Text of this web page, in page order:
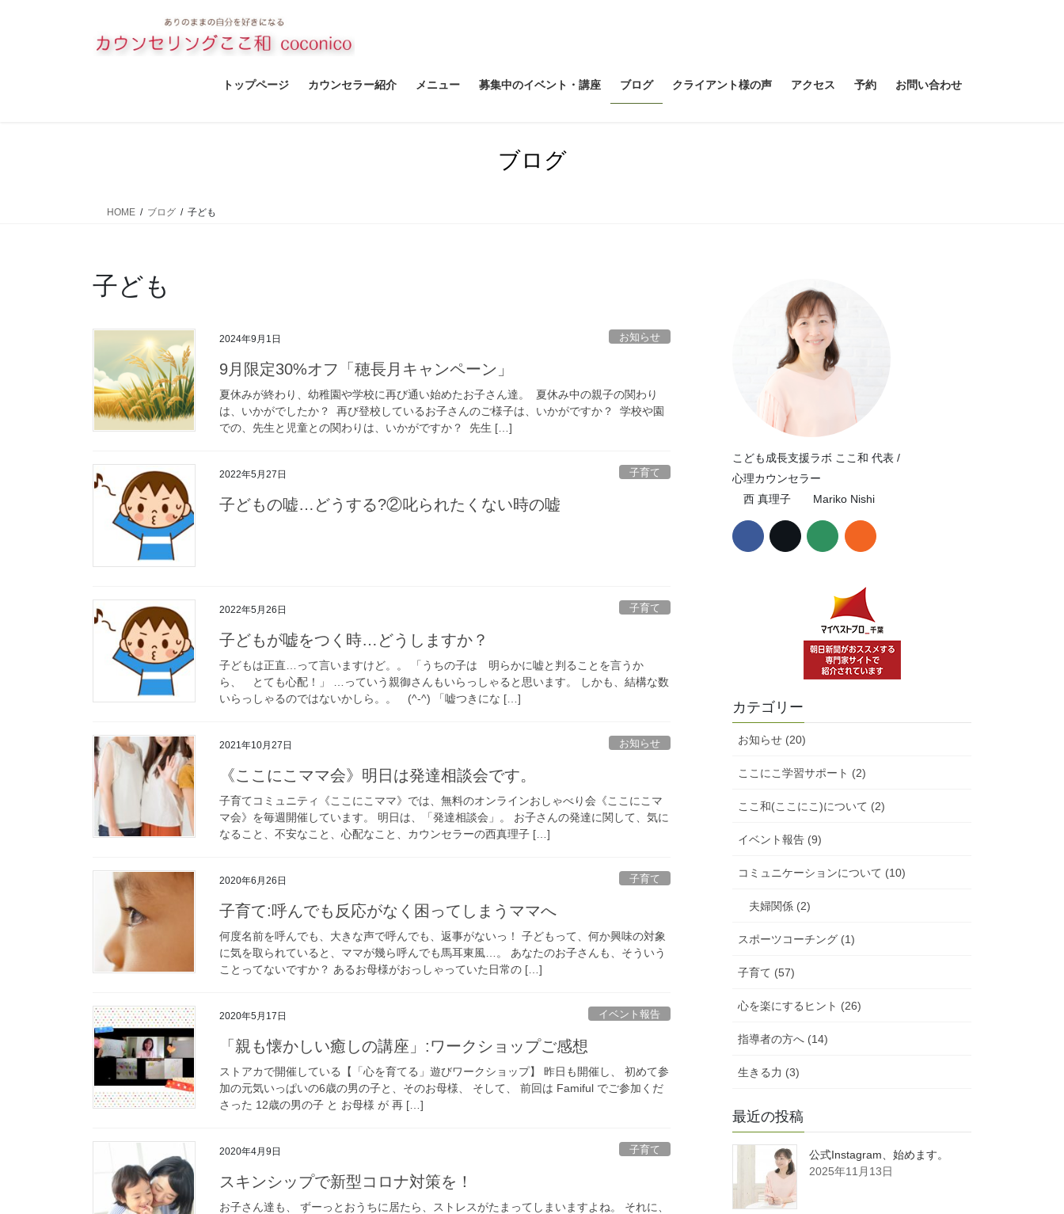
トップページ カウンセラー紹介 メニュー 募集中のイベント・講座 ブログ クライアント様の声 アクセス 予約 お問い合わせ
ブログ
HOME ブログ 子ども
子ども
2024年9月1日 お知らせ
9月限定30%オフ「穂長月キャンペーン」
夏休みが終わり、幼稚園や学校に再び通い始めたお子さん達。 夏休み中の親子の関わり
は、いかがでしたか？ 再び登校しているお子さんのご様子は、いかがですか？ 学校や園
での、先生と児童との関わりは、いかがですか？ 先生 […]
2022年5月27日 子育て
子どもの嘘…どうする?②叱られたくない時の嘘
2022年5月26日 子育て
子どもが嘘をつく時…どうしますか？
子どもは正直…って言いますけど。。 「うちの子は 明らかに嘘と判ることを言うか
ら、 とても心配！」 …っていう親御さんもいらっしゃると思います。 しかも、結構な数
いらっしゃるのではないかしら。。 (^-^) 「嘘つきにな […]
2021年10月27日 お知らせ
《ここにこママ会》明日は発達相談会です。
子育てコミュニティ《ここにこママ》では、無料のオンラインおしゃべり会《ここにこマ
マ会》を毎週開催しています。 明日は、「発達相談会」。 お子さんの発達に関して、気に
なること、不安なこと、心配なこと、カウンセラーの西真理子 […]
2020年6月26日 子育て
子育て:呼んでも反応がなく困ってしまうママへ
何度名前を呼んでも、大きな声で呼んでも、返事がないっ！ 子どもって、何か興味の対象
に気を取られていると、ママが幾ら呼んでも馬耳東風…。 あなたのお子さんも、そういう
ことってないですか？ あるお母様がおっしゃっていた日常の […]
2020年5月17日 イベント報告
「親も懐かしい癒しの講座」:ワークショップご感想
ストアカで開催している【「心を育てる」遊びワークショップ】 昨日も開催し、 初めて参
加の元気いっぱいの6歳の男の子と、そのお母様、 そして、 前回は Famiful でご参加くだ
さった 12歳の男の子 と お母様 が 再 […]
2020年4月9日 子育て
スキンシップで新型コロナ対策を！
お子さん達も、 ずーっとおうちに居たら、ストレスがたまってしまいますよね。 それに、
こども成長支援ラボ ここ和 代表 /
心理カウンセラー
西 真理子 Mariko Nishi
カテゴリー
お知らせ (20)
ここにこ学習サポート (2)
ここ和(ここにこ)について (2)
イベント報告 (9)
コミュニケーションについて (10)
夫婦関係 (2)
スポーツコーチング (1)
子育て (57)
心を楽にするヒント (26)
指導者の方へ (14)
生きる力 (3)
最近の投稿
公式Instagram、始めます。
2025年11月13日